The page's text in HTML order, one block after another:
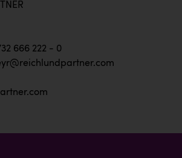
666 222 - 0